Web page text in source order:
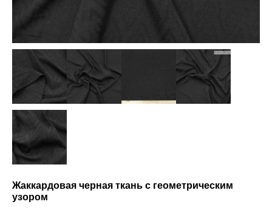
Жаккардовая черная ткань с геометрическим
узором